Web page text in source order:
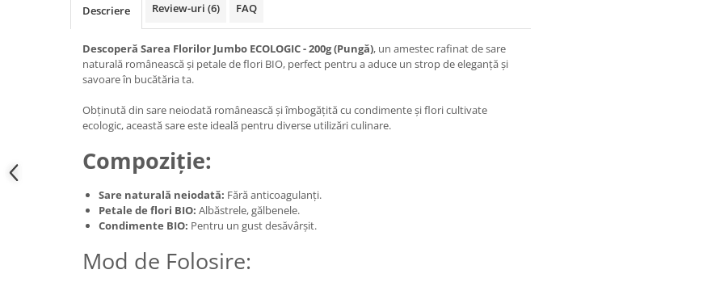
Descriere Review-uri (6) FAQ
Descoperă Sarea Florilor Jumbo ECOLOGIC - 200g (Pungă), un amestec rafinat de sare
naturală românească și petale de flori BIO, perfect pentru a aduce un strop de eleganță și
savoare în bucătăria ta.
Obținută din sare neiodată românească și îmbogățită cu condimente și flori cultivate
ecologic, această sare este ideală pentru diverse utilizări culinare.
Compoziție:
Sare naturală neiodată: Fără anticoagulanți.
Petale de flori BIO: Albăstrele, gălbenele.
Condimente BIO: Pentru un gust desăvârșit.
Mod de Folosire: